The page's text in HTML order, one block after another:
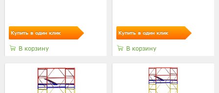
Купить в один клик
В корзину
Купить в один клик
В корзину